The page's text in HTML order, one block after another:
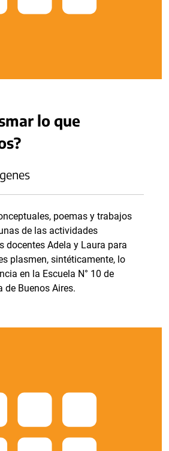
lo que
poemas y trabajos
de las actividades
docentes Adela y Laura para
plasmen, sintéticamente, lo
en la Escuela N° 10 de
de Buenos Aires.